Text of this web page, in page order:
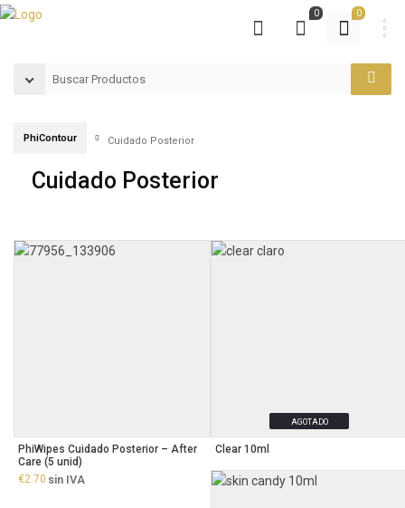
0
0
PhiContour Cuidado Posterior
Cuidado Posterior
PhiWipes Cuidado Posterior – After
Care (5 unid)
€2.70 sin IVA
AGOTADO
Clear 10ml